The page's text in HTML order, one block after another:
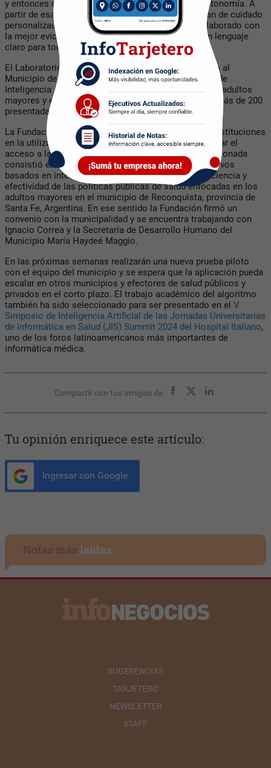
y entonces calcula una predicción de pérdida de autonomía. A
partir de esa predicción, la aplicación diseña un plan de cuidado
personalizado sobre la base de las respuestas y elaborado con
la mejor evidencia científica disponible pero con un lenguaje
claro para toda la población.
El Laboratorio de la Fundación viene trabajando junto al
Municipio de Reconquista, Santa Fe en la utilización de
Inteligencia Artificial para optimizar el cuidado de los adultos
mayores y está fue la propuesta seleccionada entre más de 200
presentadas.
La Fundación Cuidados de Salud trabaja con varias instituciones
en la utilización de Inteligencia Artificial para garantizar el
acceso a la salud.
La propuesta originalmente seleccionada
consistió en desarrollar y desplegar modelos predictivos
basados en inteligencia artificial para mejorar la eficiencia y
efectividad de las políticas públicas de salud enfocadas en los
adultos mayores en el municipio de Reconquista, provincia de
Santa Fe, Argentina. En ese sentido la Fundación firmó un
convenio con la municipalidad y se encuentra trabajando con
Ignacio Correa y la Secretaría de Desarrollo Humano del
Municipio María Haydeé Maggio.
En las próximas semanas realizarán una nueva prueba piloto
con el equipo del municipio y se espera que la aplicación pueda
escalar en otros municipios y efectores de salud públicos y
privados en el corto plazo. El trabajo académico del algoritmo
también ha sido seleccionado para ser presentado en el V
Simposio de Inteligencia Artificial de las Jornadas Universitarias
de Informática en Salud (JIS) Summit 2024 del Hospital Italiano,
uno de los foros latinoamericanos más importantes de
informática médica.
Compartir con tus amigos de
Tu opinión enriquece este artículo:
Ingresar con Google
leídas
SUGERENCIAS
TARJETERO
NEWSLETTER
STAFF